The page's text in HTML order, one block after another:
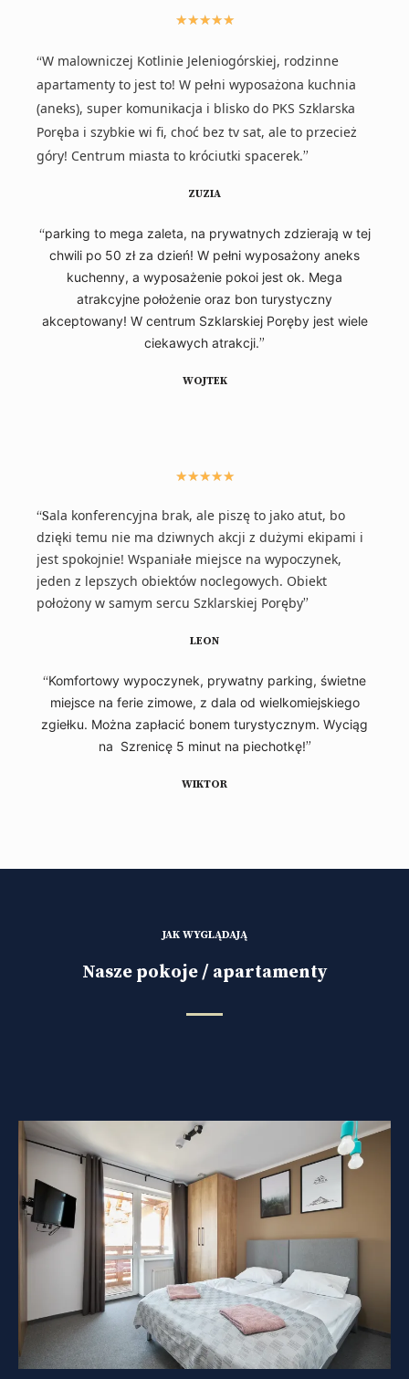
★★★★★
“W malowniczej Kotlinie Jeleniogórskiej, rodzinne
apartamenty to jest to! W pełni wyposażona kuchnia
(aneks), super komunikacja i blisko do PKS Szklarska
Poręba i szybkie wi fi, choć bez tv sat, ale to przecież
góry! Centrum miasta to króciutki spacerek.”
ZUZIA
“parking to mega zaleta, na prywatnych zdzierają w tej
chwili po 50 zł za dzień! W pełni wyposażony aneks
kuchenny, a wyposażenie pokoi jest ok. Mega
atrakcyjne położenie oraz bon turystyczny
akceptowany! W centrum Szklarskiej Poręby jest wiele
ciekawych atrakcji.”
WOJTEK
★★★★★
“Sala konferencyjna brak, ale piszę to jako atut, bo
dzięki temu nie ma dziwnych akcji z dużymi ekipami i
jest spokojnie! Wspaniałe miejsce na wypoczynek,
jeden z lepszych obiektów noclegowych. Obiekt
położony w samym sercu Szklarskiej Poręby”
LEON
“Komfortowy wypoczynek, prywatny parking, świetne
miejsce na ferie zimowe, z dala od wielkomiejskiego
zgiełku. Można zapłacić bonem turystycznym. Wyciąg
na Szrenicę 5 minut na piechotkę!”
WIKTOR
JAK WYGLĄDAJĄ
Nasze pokoje / apartamenty